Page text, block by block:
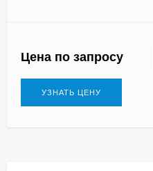
Цена по запросу
УЗНАТЬ ЦЕНУ